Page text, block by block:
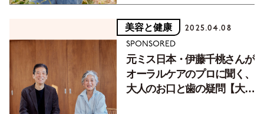
美容と健康 2025.04.08
SPONSORED
元ミス日本・伊藤千桃さんが
オーラルケアのプロに聞く、
大人のお口と歯の疑問【大人